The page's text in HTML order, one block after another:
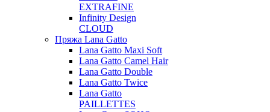
EXTRAFINE
Infinity Design
CLOUD
Пряжа Lana Gatto
Lana Gatto Maxi Soft
Lana Gatto Camel Hair
Lana Gatto Double
Lana Gatto Twice
Lana Gatto
PAILLETTES